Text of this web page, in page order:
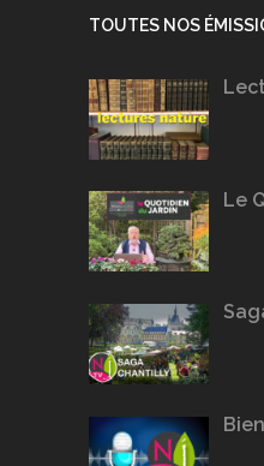
TOUTES NOS
Le